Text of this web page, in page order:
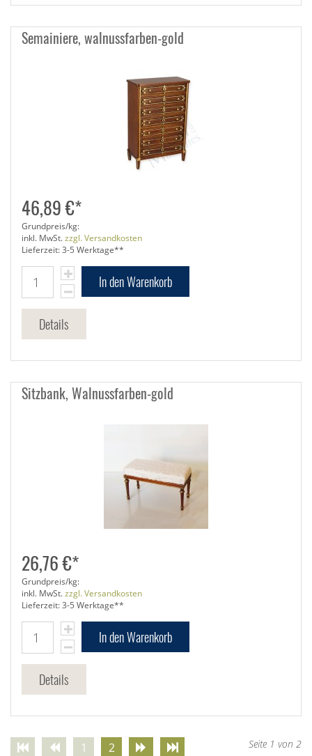
Semainiere, walnussfarben-gold
46,89 €*
Grundpreis/kg:
inkl. MwSt.zzgl. Versandkosten
Lieferzeit: 3-5 Werktage**
In den Warenkorb
Details
Sitzbank, Walnussfarben-gold
26,76 €*
Grundpreis/kg:
inkl. MwSt.zzgl. Versandkosten
Lieferzeit: 3-5 Werktage**
In den Warenkorb
Details
Seite 1 von 2
1 2